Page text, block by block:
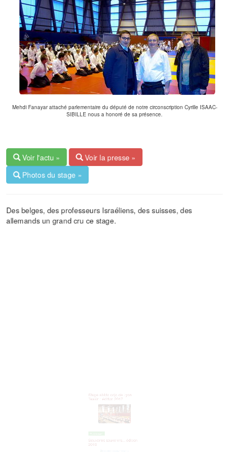
Mehdi Fanayar attaché parlementaire du député de notre circonscription Cyrille ISAAC-
SIBILLE nous a honoré de sa présence.
Voir l'actu »
Voir la presse »
Photos du stage »
Des belges, des professeurs Israéliens, des suisses, des
allemands un grand cru ce stage.